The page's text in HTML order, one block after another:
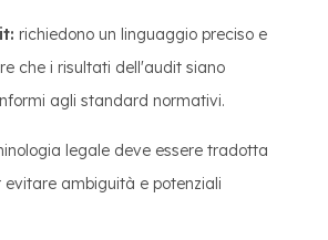
richiedono un linguaggio preciso e
che i risultati dell'audit siano
agli standard normativi.
legale deve essere tradotta
evitare ambiguità e potenziali